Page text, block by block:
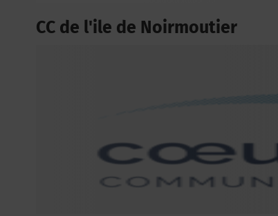
CC de l'ile de Noirmoutier